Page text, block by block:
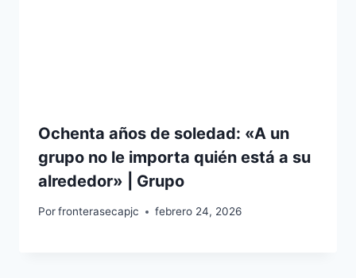
Ochenta años de soledad: «A un
grupo no le importa quién está a su
alrededor» | Grupo
Porfronterasecapjc febrero 24, 2026